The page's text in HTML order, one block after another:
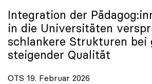
Integration der
in die Universitäten
schlankere Strukturen bei
steigender Qualität
OTS 19. Februar 2026